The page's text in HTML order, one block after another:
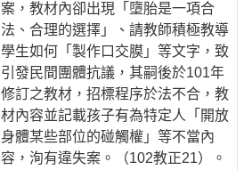
案，教材內卻出現「墮胎是一項合
法、合理的選擇」、請教師積極教導
學生如何「製作口交膜」等文字，致
引發民間團體抗議，其嗣後於101年
修訂之教材，招標程序於法不合，教
材內容並記載孩子有為特定人「開放
身體某些部位的碰觸權」等不當內
容，洵有違失案。（102教正21）。